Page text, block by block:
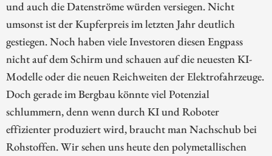
und auch die Datenströme würden versiegen. Nicht
umsonst ist der Kupferpreis im letzten Jahr deutlich
gestiegen. Noch haben viele Investoren diesen Engpass
nicht auf dem Schirm und schauen auf die neuesten KI-
Modelle oder die neuen Reichweiten der Elektrofahrzeuge.
Doch gerade im Bergbau könnte viel Potenzial
schlummern, denn wenn durch KI und Roboter
effizienter produziert wird, braucht man Nachschub bei
Rohstoffen. Wir sehen uns heute den polymetallischen